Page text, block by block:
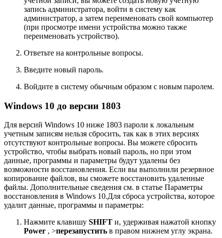
запись администратора, войти в систему как
администратор, а затем переименовать свой компьютер
(при просмотре имени устройства можно также
переименовать устройство).
Ответьте на контрольные вопросы.
Введите новый пароль.
Войдите в систему обычным образом с новым паролем.
Windows 10 до версии 1803
Для версий Windows 10 ниже 1803 пароли к локальным
учетным записям нельзя сбросить, так как в этих версиях
отсутствуют контрольные вопросы. Вы можете сбросить
устройство, чтобы выбрать новый пароль, но при этом
данные, программы и параметры будут удалены без
возможности восстановления. Если вы выполнили резервное
копирование файлов, вы сможете восстановить удаленные
файлы. Дополнительные сведения см. в статье Параметры
восстановления в Windows 10.Для сброса устройства, которое
удалит данные, программы и параметры:
Нажмите клавишу SHIFT и, удерживая нажатой кнопку
Power , >перезапустить в правом нижнем углу экрана.